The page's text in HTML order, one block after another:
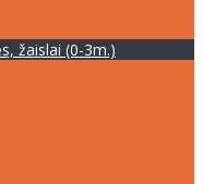
žaislai (0-3m.)